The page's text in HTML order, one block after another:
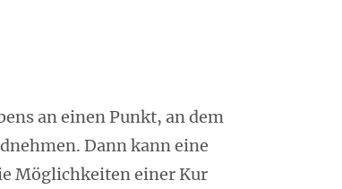
an einen Punkt, an dem
Dann kann eine
Möglichkeiten einer Kur